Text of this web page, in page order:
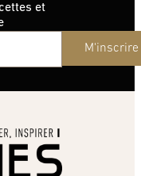
et
M'inscrire